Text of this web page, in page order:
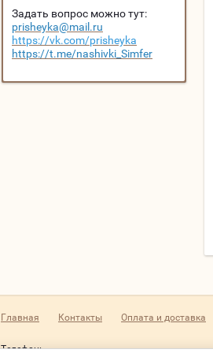
Задать вопрос можно тут:
prisheyka@mail.ru
https://vk.com/prisheyka
https://t.me/nashivki_Simfer
Главная Контакты Оплата и доставка
Телефон: